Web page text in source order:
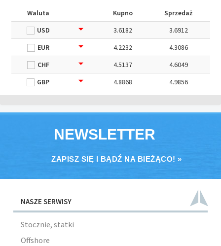
Waluta Kupno
Sprzedaż
USD
3.6182
3.6912
EUR
4.2232
4.3086
CHF
4.5137
4.6049
GBP
4.8868 4.9856
NEWSLETTER
ZAPISZ SIĘ I BĄDŹ NA BIEŻĄCO! »
NASZE SERWISY
Stocznie, statki
Offshore